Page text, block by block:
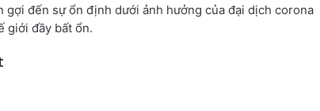
đến sự ổn định dưới ảnh hưởng của đại dịch corona
giới đầy bất ổn.